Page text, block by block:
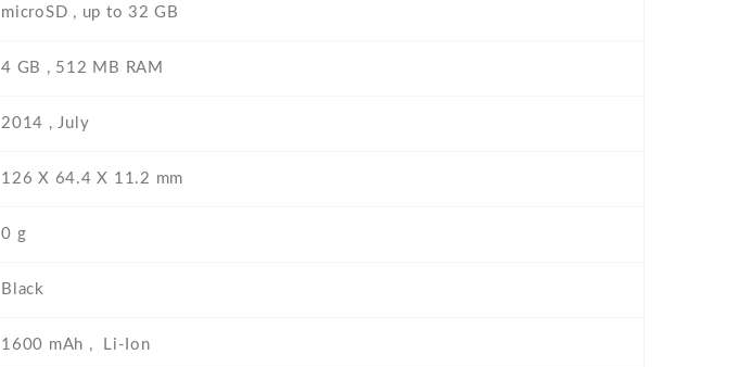
microSD , up to 32 GB
4 GB , 512 MB RAM
2014 , July
126 Х 64.4 Х 11.2 mm
0 g
Black
1600 mAh , Li-Ion